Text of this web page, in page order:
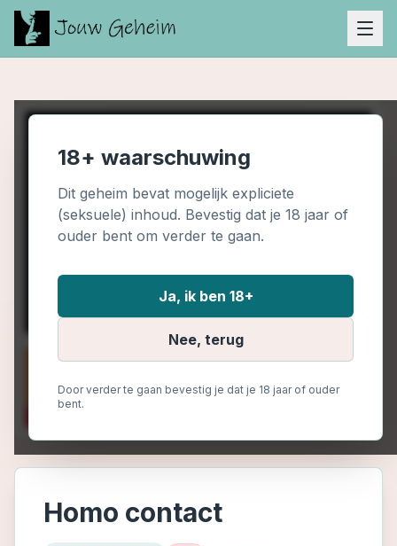
18+ waarschuwing
Dit geheim bevat mogelijk expliciete
(seksuele) inhoud. Bevestig dat je 18 jaar of
ouder bent om verder te gaan.
Ja, ik ben 18+
Nee, terug
Door verder te gaan bevestig je dat je 18 jaar of ouder
bent.
Homo contact